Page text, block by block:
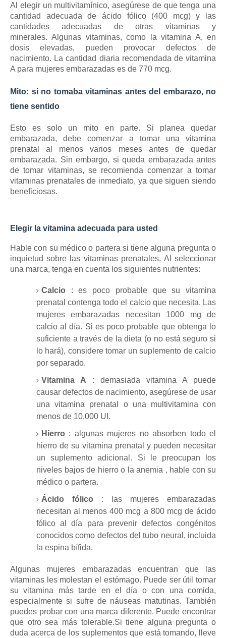
Al elegir un multivitamínico, asegúrese de que tenga una
cantidad adecuada de ácido fólico (400 mcg) y las
cantidades adecuadas de otras vitaminas y
minerales.Algunas vitaminas, como la vitamina A, en
dosis elevadas, pueden provocar defectos de
nacimiento. La cantidad diaria recomendada de vitamina
A para mujeres embarazadas es de 770 mcg.
Mito: si no tomaba vitaminas antes del embarazo, no
tiene sentido
Esto es solo un mito en parte. Si planea quedar
embarazada, debecomenzar a tomar una vitamina
prenatal
al menos varios meses antes de quedar
embarazada. Sin embargo, si queda embarazada antes
de tomar vitaminas, se recomienda comenzar a tomar
vitaminas prenatales de inmediato, ya que siguen siendo
beneficiosas.
Elegir la vitamina adecuada para usted
Hable con su médico o partera si tiene alguna pregunta o
inquietud sobre las vitaminas prenatales. Al seleccionar
una marca, tenga en cuenta los siguientes nutrientes:
Calcio : es poco probable que su vitamina
prenatal contenga todo el calcio que necesita. Las
mujeres embarazadas necesitan 1000 mg de
calcio al día. Si es poco probable que obtenga lo
suficiente a través de la dieta (o no está seguro si
lo hará), considere tomar un suplemento de calcio
por separado.
Vitamina A : demasiada vitamina A puede
causar defectos de nacimiento, asegúrese de usar
una vitamina prenatal o una multivitamina con
menos de 10,000 UI.
Hierro : algunas mujeres no absorben todo el
hierro de su vitamina prenatal y pueden necesitar
un suplemento adicional. Si le preocupan
los
niveles bajos de hierro o la anemia , hable con su
médico o partera.
Ácido fólico :
las mujeres embarazadas
necesitan al menos 400 mcg a 800 mcg de ácido
fólico al
día para prevenir defectos congénitos
conocidos como defectos del tubo neural, incluida
la espina bífida.
Algunas mujeres embarazadas encuentran que las
vitaminas les molestan el estómago. Puede ser útil tomar
su vitamina más tarde en el día o con una comida,
especialmente si sufre de náuseas matutinas. También
puedes probar con una marca diferente. Puede encontrar
que otro sea más tolerable.Si tiene alguna pregunta o
duda acerca de los suplementos que está tomando, lleve